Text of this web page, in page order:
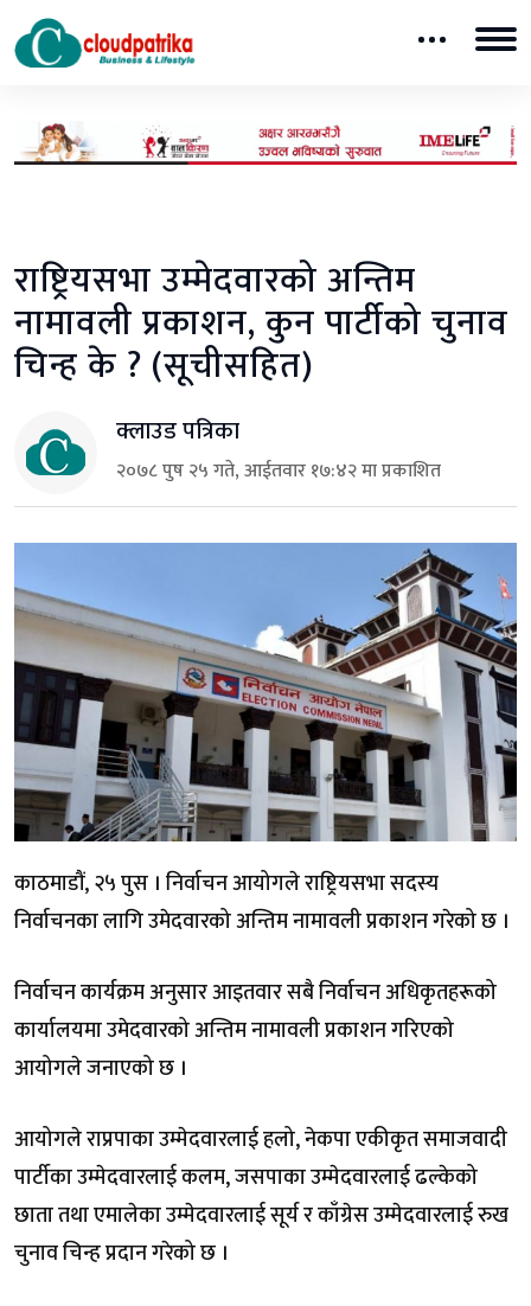
राष्ट्रियसभा उम्मेदवारको अन्तिम
नामावली प्रकाशन, कुन पार्टीको चुनाव
चिन्ह के ? (सूचीसहित)
क्लाउड पत्रिका
२०७८ पुष २५ गते, आईतवार १७:४२ मा प्रकाशित
काठमाडौं, २५ पुस । निर्वाचन आयोगले राष्ट्रियसभा सदस्य
निर्वाचनका लागि उमेदवारको अन्तिम नामावली प्रकाशन गरेको छ ।
निर्वाचन कार्यक्रम अनुसार आइतवार सबै निर्वाचन अधिकृतहरूको
कार्यालयमा उमेदवारको अन्तिम नामावली प्रकाशन गरिएको
आयोगले जनाएको छ ।
आयोगले राप्रपाका उम्मेदवारलाई हलो, नेकपा एकीकृत समाजवादी
पार्टीका उम्मेदवारलाई कलम, जसपाका उम्मेदवारलाई ढल्केको
छाता तथा एमालेका उम्मेदवारलाई सूर्य र काँग्रेस उम्मेदवारलाई रुख
चुनाव चिन्ह प्रदान गरेको छ ।